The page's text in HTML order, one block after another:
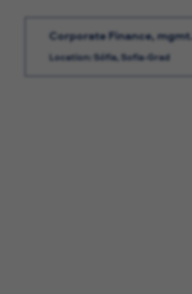
Corporate Finance, mgmt.
Location: Sófia, Sofia-Grad